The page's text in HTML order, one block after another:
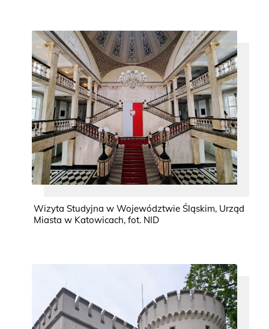
Wizyta Studyjna w Województwie Śląskim, Urząd
Miasta w Katowicach, fot. NID